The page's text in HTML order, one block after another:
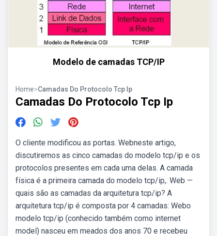
Modelo de camadas TCP/IP
Home>Camadas Do Protocolo Tcp Ip
Camadas Do Protocolo Tcp Ip
O cliente modificou as portas. Webneste artigo,
discutiremos as cinco camadas do modelo tcp/ip e os
protocolos presentes em cada uma delas. A camada
física é a primeira camada do modelo tcp/ip,. Web —
quais são as camadas da arquitetura tcp/ip? A
arquitetura tcp/ip é composta por 4 camadas: Webo
modelo tcp/ip (conhecido também como internet
model) nasceu em meados dos anos 70 e recebeu